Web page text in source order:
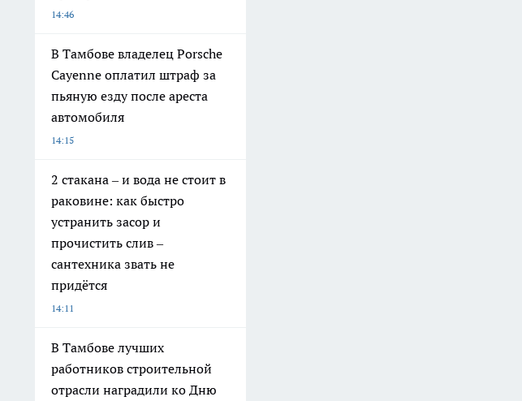
14:46
В Тамбове владелец Porsche
Cayenne оплатил штраф за
пьяную езду после ареста
автомобиля
14:15
2 стакана – и вода не стоит в
раковине: как быстро
устранить засор и
прочистить слив –
сантехника звать не
придётся
14:11
В Тамбове лучших
работников строительной
отрасли наградили ко Дню